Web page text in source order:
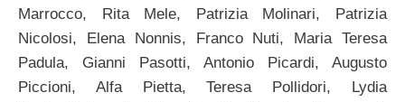
Marrocco, Rita Mele, Patrizia Molinari, Patrizia
Nicolosi, Elena Nonnis, Franco Nuti, Maria Teresa
Padula, Gianni Pasotti, Antonio Picardi, Augusto
Piccioni, Alfa Pietta, Teresa Pollidori, Lydia